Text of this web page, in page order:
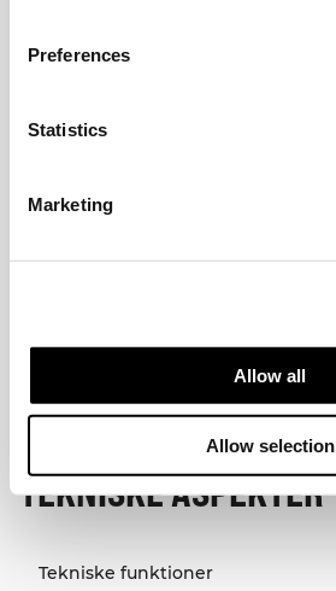
Preferences
Statistics
Marketing
Allow all
Allow selection
TEKNISKE ASPEKTER
Tekniske funktioner